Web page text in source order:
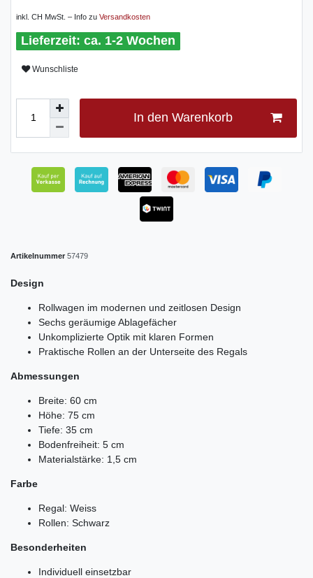
inkl. CH MwSt. – Info zu Versandkosten
ca. 1-2 Wochen
Wunschliste
In den Warenkorb
Artikelnummer 57479
Design
Rollwagen im modernen und zeitlosen Design
Sechs geräumige Ablagefächer
Unkomplizierte Optik mit klaren Formen
Praktische Rollen an der Unterseite des Regals
Abmessungen
Breite: 60 cm
Höhe: 75 cm
Tiefe: 35 cm
Bodenfreiheit: 5 cm
Materialstärke: 1,5 cm
Farbe
Regal: Weiss
Rollen: Schwarz
Besonderheiten
Individuell einsetzbar